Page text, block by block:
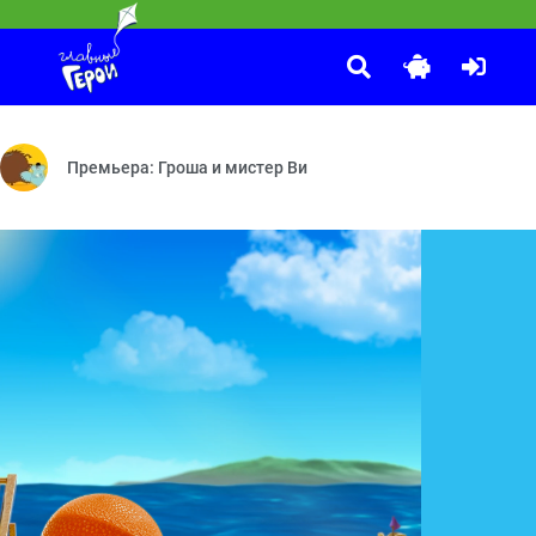
— Гроссмейстер — Всё пропало — Квест —
Маша и Медведь
Городские джунгли — Один к одному — Вишенка на торте —
Премьера: Гроша и мистер Ви